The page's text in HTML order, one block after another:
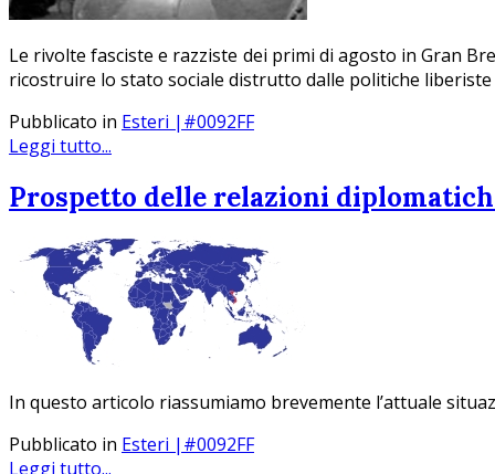
Le rivolte fasciste e razziste dei primi di agosto in Gran
ricostruire lo stato sociale distrutto dalle politiche
Pubblicato in Esteri |#0092FF
Leggi tutto...
Prospetto delle relazioni
In questo articolo riassumiamo brevemente l’attuale
Pubblicato in Esteri |#0092FF
Leggi tutto...